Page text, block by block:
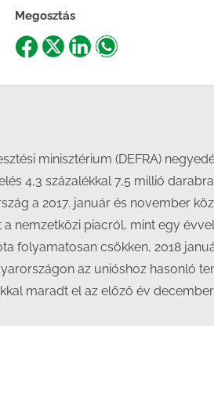
Megosztás
ShareShareShareShare
minisztérium (DEFRA)
4,3 százalékkal 7,5 millió
a 2017. január és november
nemzetközi piacról, mint egy
folyamatosan csökken, 2018
az unióshoz hasonló
maradt el az előző év